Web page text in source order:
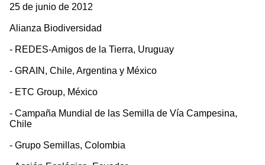
25 de junio de 2012
Alianza Biodiversidad
- REDES-Amigos de la Tierra, Uruguay
- GRAIN, Chile, Argentina y México
- ETC Group, México
- Campaña Mundial de las Semilla de Vía Campesina,
Chile
- Grupo Semillas, Colombia